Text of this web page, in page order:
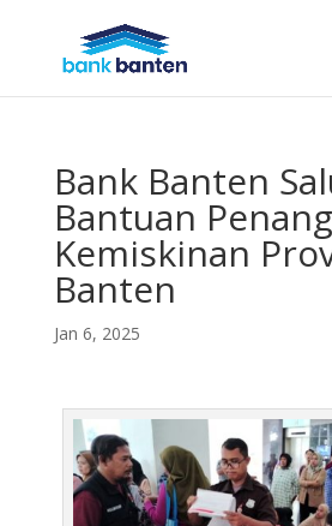
Bank Banten
Bantuan
Kemiskinan
Banten
Jan 6, 2025